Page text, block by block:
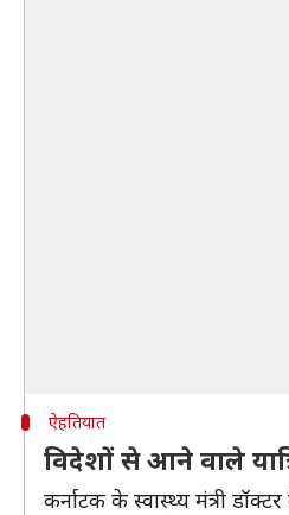
ऐहतियात
विदेशों से आने वाले
कर्नाटक के स्वास्थ्य मंत्री